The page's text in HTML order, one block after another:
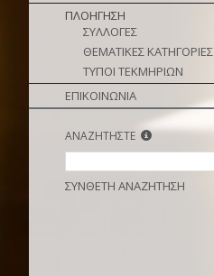
ΠΛΟΗΓΗΣΗ
ΣΥΛΛΟΓΕΣ
ΘΕΜΑΤΙΚΕΣ ΚΑΤΗΓΟΡΙΕΣ
ΤΥΠΟΙ ΤΕΚΜΗΡΙΩΝ
ΕΠΙΚΟΙΝΩΝΙΑ
ΑΝΑΖΗΤΗΣΤΕ
ΣΥΝΘΕΤΗ ΑΝΑΖΗΤΗΣΗ